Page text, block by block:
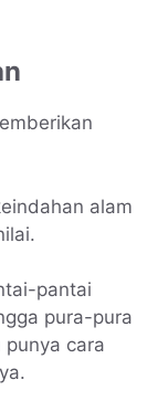
alam
pantai
pura-pura
punya cara